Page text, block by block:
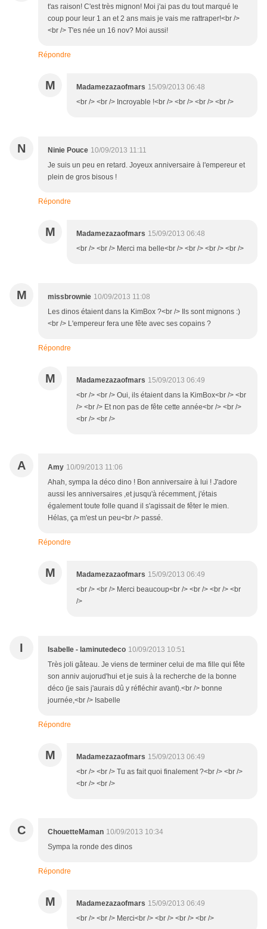
t'as raison! C'est très mignon! Moi j'ai pas du tout marqué le
coup pour leur 1 an et 2 ans mais je vais me rattraper!<br />
<br /> T'es née un 16 nov? Moi aussi!
Répondre
M Madamezazaofmars 15/09/2013 06:48
<br /> <br /> Incroyable !<br /> <br /> <br /> <br />
N Ninie Pouce 10/09/2013 11:11
Je suis un peu en retard. Joyeux anniversaire à l'empereur et
plein de gros bisous !
Répondre
M Madamezazaofmars 15/09/2013 06:48
<br /> <br /> Merci ma belle<br /> <br /> <br /> <br />
M missbrownie 10/09/2013 11:08
Les dinos étaient dans la KimBox ?<br /> Ils sont mignons :)
<br /> L'empereur fera une fête avec ses copains ?
Répondre
M Madamezazaofmars 15/09/2013 06:49
<br /> <br /> Oui, ils étaient dans la KimBox<br /> <br
/> <br /> Et non pas de fête cette année<br /> <br />
<br /> <br />
A Amy 10/09/2013 11:06
Ahah, sympa la déco dino ! Bon anniversaire à lui ! J'adore
aussi les anniversaires ,et jusqu'à récemment, j'étais
également toute folle quand il s'agissait de fêter le mien.
Hélas, ça m'est un peu<br /> passé.
Répondre
M Madamezazaofmars 15/09/2013 06:49
<br /> <br /> Merci beaucoup<br /> <br /> <br /> <br
/>
I Isabelle - laminutedeco 10/09/2013 10:51
Très joli gâteau. Je viens de terminer celui de ma fille qui fête
son anniv aujorud'hui et je suis à la recherche de la bonne
déco (je sais j'aurais dû y réfléchir avant).<br /> bonne
journée,<br /> Isabelle
Répondre
M Madamezazaofmars 15/09/2013 06:49
<br /> <br /> Tu as fait quoi finalement ?<br /> <br />
<br /> <br />
C ChouetteMaman 10/09/2013 10:34
Sympa la ronde des dinos
Répondre
M Madamezazaofmars 15/09/2013 06:49
<br /> <br /> Merci<br /> <br /> <br /> <br />